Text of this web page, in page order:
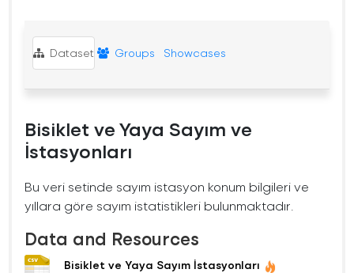
Dataset Groups Showcases
Bisiklet ve Yaya Sayım ve
İstasyonları
Bu veri setinde sayım istasyon konum bilgileri ve
yıllara göre sayım istatistikleri bulunmaktadır.
Data and Resources
Bisiklet ve Yaya Sayım İstasyonları